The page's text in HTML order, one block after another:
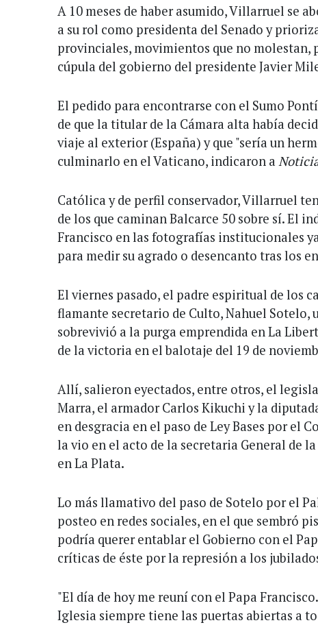
A 10 meses de haber asumido, Villarruel se
a su rol como presidenta del Senado y
provinciales, movimientos que no molestan,
cúpula del gobierno del presidente Javier
El pedido para encontrarse con el Sumo
de que la titular de la Cámara alta había
viaje al exterior (España) y que "sería un
culminarlo en el Vaticano, indicaron a
Católica y de perfil conservador, Villarruel
de los que caminan Balcarce 50 sobre sí. El
Francisco en las fotografías institucionales
para medir su agrado o desencanto tras los
El viernes pasado, el padre espiritual de los
flamante secretario de Culto, Nahuel Sotelo,
sobrevivió a la purga emprendida en La
de la victoria en el balotaje del 19 de
Allí, salieron eyectados, entre otros, el
Marra, el armador Carlos Kikuchi y la
en desgracia en el paso de Ley Bases por el
la vio en el acto de la secretaria General de
en La Plata.
Lo más llamativo del paso de Sotelo por el
posteo en redes sociales, en el que sembró
podría querer entablar el Gobierno con el
críticas de éste por la represión a los
"El día de hoy me reuní con el Papa
Iglesia siempre tiene las puertas abiertas a